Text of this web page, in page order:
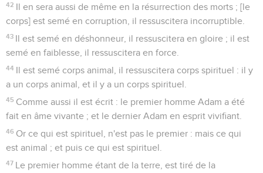
42 Il en sera aussi de même en la résurrection des morts ; [le
corps] est semé en corruption, il ressuscitera incorruptible.
43 Il est semé en déshonneur, il ressuscitera en gloire ; il est
semé en faiblesse, il ressuscitera en force.
44 Il est semé corps animal, il ressuscitera corps spirituel : il y
a un corps animal, et il y a un corps spirituel.
45 Comme aussi il est écrit : le premier homme Adam a été
fait en âme vivante ; et le dernier Adam en esprit vivifiant.
46 Or ce qui est spirituel, n'est pas le premier : mais ce qui
est animal ; et puis ce qui est spirituel.
47 Le premier homme étant de la terre, est tiré de la